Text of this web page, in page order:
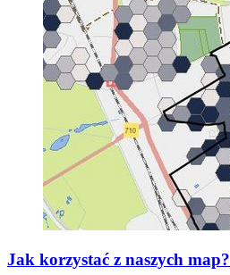
Jak korzystać z naszych map?